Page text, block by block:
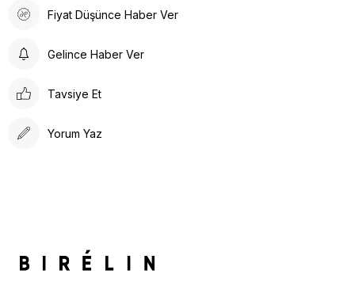
Fiyat Düşünce Haber Ver
Gelince Haber Ver
Tavsiye Et
Yorum Yaz